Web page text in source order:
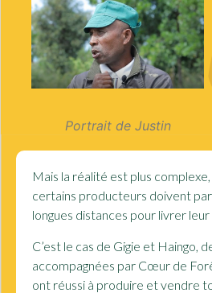
Portrait de Justin
Mais la réalité est plus
certains producteurs doivent
longues distances pour livrer
C’est le cas de Gigie et Haingo ,
accompagnées par Cœur de
ont réussi à produire et vendre